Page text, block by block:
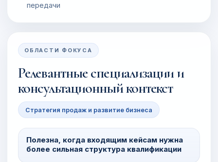
передачи
ОБЛАСТИ ФОКУСА
Релевантные специализации и
консультационный контекст
Стратегия продаж и развитие бизнеса
Полезна, когда входящим кейсам нужна
более сильная структура квалификации